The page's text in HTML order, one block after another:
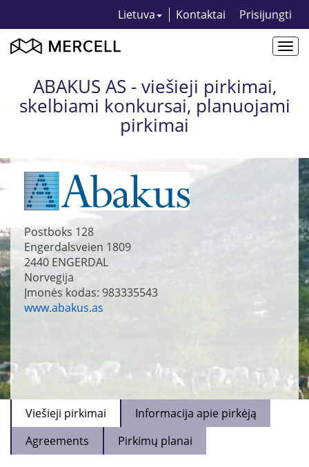
Lietuva Kontaktai Prisijungti
ABAKUS AS - viešieji pirkimai,
skelbiami konkursai, planuojami
pirkimai
Postboks 128
Engerdalsveien 1809
2440 ENGERDAL
Norvegija
Įmonės kodas: 983335543
www.abakus.as
Viešieji pirkimai
Informacija apie pirkėją
Agreements
Pirkimų planai